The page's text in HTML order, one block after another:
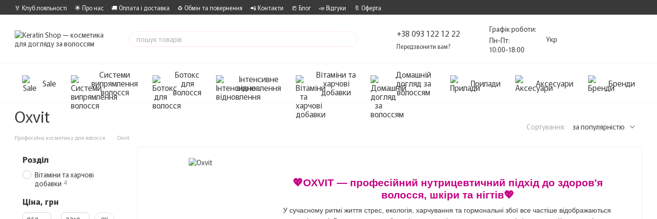
Перейти до основного контенту
🏅 Клуб лояльності 🌟 Про нас 🚚 Оплата і доставка ♻️ Обмін та повернення 📲 Контакти 📒 Блог 📣 Відгуки 🔖 Оферта
+38 093 122 12 22
Передзвонити вам?
Графік роботи:
Пн-Пт:
10:00-18:00
Укр
Sale
Системи
випрямлення
волосся
Ботокс
для
волосся
Інтенсивне
відновлення
Вітаміни та
харчові
добавки
Домашній
догляд за
волоссям
Прилади Аксесуари Бренди
Oxvit
Професійна косметика для волосся Oxvit
Сортування: за популярністю
💖OXVIT — професійний нутрицевтичний підхід до здоров'я
волосся, шкіри та нігтів💖
У сучасному ритмі життя стрес, екологія, харчування та гормональні збої все частіше відображаються
Розділ
Вітаміни та харчові
добавки 4
Ціна, грн
Від Ціна, грн
До Ціна, грн